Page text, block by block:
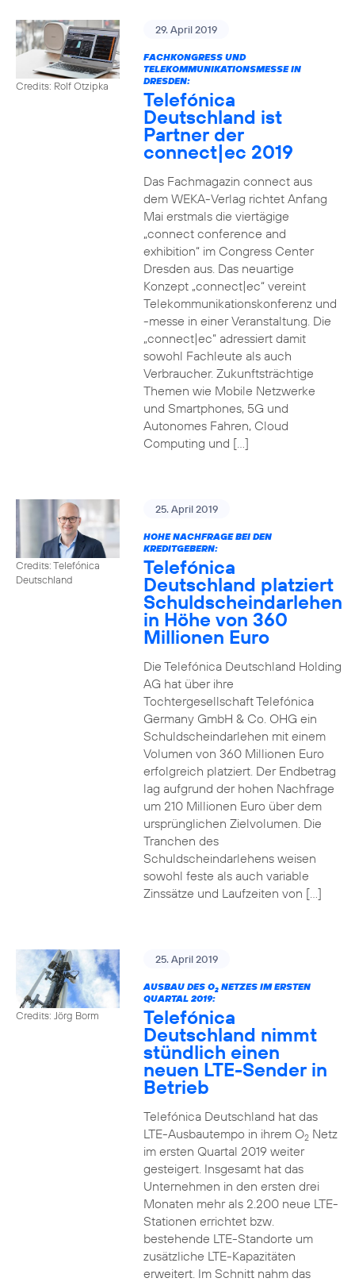
Credits: Rolf Otzipka
29. April 2019
FACHKONGRESS UND
TELEKOMMUNIKATIONSMESSE IN
DRESDEN:
Telefónica
Deutschland ist
Partner der
connect|ec 2019
Das Fachmagazin connect aus
dem WEKA-Verlag richtet Anfang
Mai erstmals die viertägige
„connect conference and
exhibition“ im Congress Center
Dresden aus. Das neuartige
Konzept „connect|ec“ vereint
Telekommunikationskonferenz und
-messe in einer Veranstaltung. Die
„connect|ec“ adressiert damit
sowohl Fachleute als auch
Verbraucher. Zukunftsträchtige
Themen wie Mobile Netzwerke
und Smartphones, 5G und
Autonomes Fahren, Cloud
Computing und […]
Credits: Telefónica
Deutschland
25. April 2019
HOHE NACHFRAGE BEI DEN
KREDITGEBERN:
Telefónica
Deutschland platziert
Schuldscheindarlehen
in Höhe von 360
Millionen Euro
Die Telefónica Deutschland Holding
AG hat über ihre
Tochtergesellschaft Telefónica
Germany GmbH & Co. OHG ein
Schuldscheindarlehen mit einem
Volumen von 360 Millionen Euro
erfolgreich platziert. Der Endbetrag
lag aufgrund der hohen Nachfrage
um 210 Millionen Euro über dem
ursprünglichen Zielvolumen. Die
Tranchen des
Schuldscheindarlehens weisen
sowohl feste als auch variable
Zinssätze und Laufzeiten von […]
Credits: Jörg Borm
25. April 2019
AUSBAU DES O2NETZES IM ERSTEN
QUARTAL 2019:
Telefónica
Deutschland nimmt
stündlich einen
neuen LTE-Sender in
Betrieb
Telefónica Deutschland hat das
LTE-Ausbautempo in ihrem O2Netz
im ersten Quartal 2019 weiter
gesteigert. Insgesamt hat das
Unternehmen in den ersten drei
Monaten mehr als 2.200 neue LTE-
Stationen errichtet bzw.
bestehende LTE-Standorte um
zusätzliche LTE-Kapazitäten
erweitert. Im Schnitt nahm das